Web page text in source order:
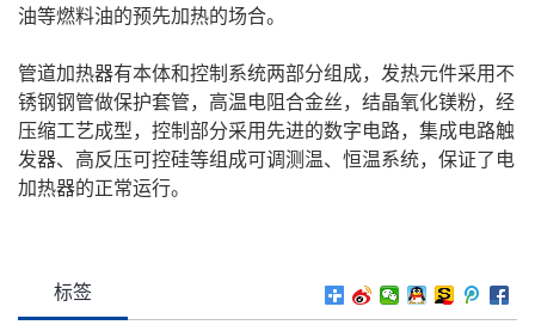
油等燃料油的预先加热的场合。
管道加热器有本体和控制系统两部分组成，发热元件采用不
锈钢钢管做保护套管，高温电阻合金丝，结晶氧化镁粉，经
压缩工艺成型，控制部分采用先进的数字电路，集成电路触
发器、高反压可控硅等组成可调测温、恒温系统，保证了电
加热器的正常运行。
标签